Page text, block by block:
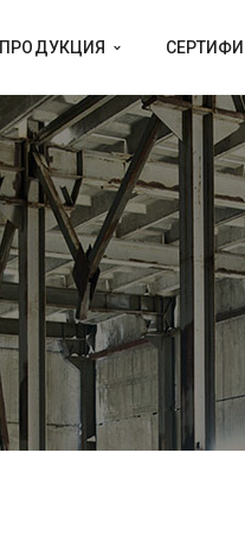
ПРОДУКЦИЯ